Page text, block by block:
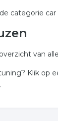
categorie
van
Klik op